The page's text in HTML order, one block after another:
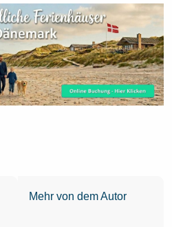
Mehr von dem Autor